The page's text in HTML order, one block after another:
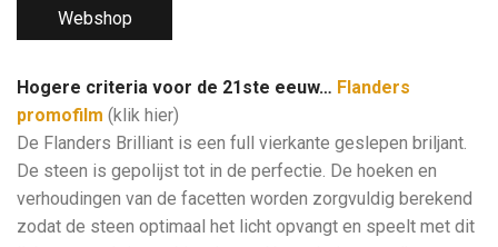
Webshop
Hogere criteria voor de 21ste eeuw… Flanders
promofilm (klik hier)
De Flanders Brilliant is een full vierkante geslepen briljant.
De steen is gepolijst tot in de perfectie. De hoeken en
verhoudingen van de facetten worden zorgvuldig berekend
zodat de steen optimaal het licht opvangt en speelt met dit